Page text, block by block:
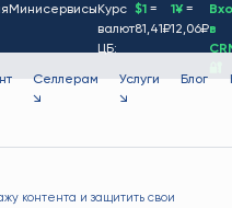
Минисервисы Курс
валют
ЦБ:
$1 =
81,41₽
1¥=
12,06₽в
Селлерам
↘
Услуги
↘
Блог
контента и защитить свои